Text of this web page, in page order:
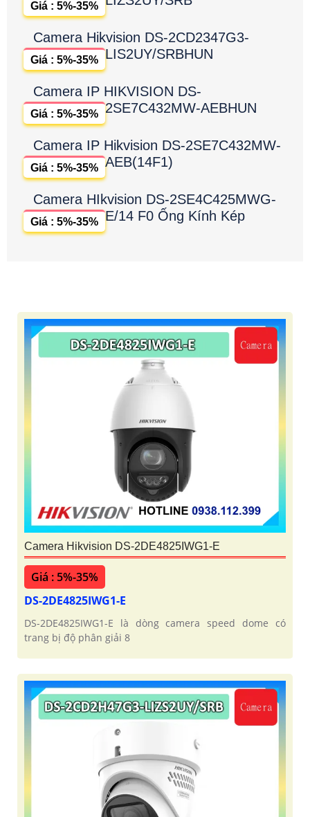
Giá : 5%-35%
Camera Hikvision DS-2CD2347G3-
LIS2UY/SRBHUN
Giá : 5%-35%
Camera IP HIKVISION DS-
2SE7C432MW-AEBHUN
Giá : 5%-35%
Camera IP Hikvision DS-2SE7C432MW-
AEB(14F1)
Giá : 5%-35%
Camera HIkvision DS-2SE4C425MWG-
E/14 F0 Ống Kính Kép
Giá : 5%-35%
Camera Hikvision DS-2DE4825IWG1-E
Giá : 5%-35%
DS-2DE4825IWG1-E
DS-2DE4825IWG1-E là dòng camera speed dome có
trang bị độ phân giải 8